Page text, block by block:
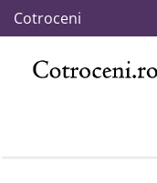
Cotroceni